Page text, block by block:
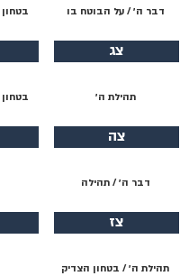
דבר ה׳ / על הבוטח בו
צג
תהילת ה׳
צה
דבר ה׳ / תהילה
צז
תהילת ה׳ / בטחון הצדיק